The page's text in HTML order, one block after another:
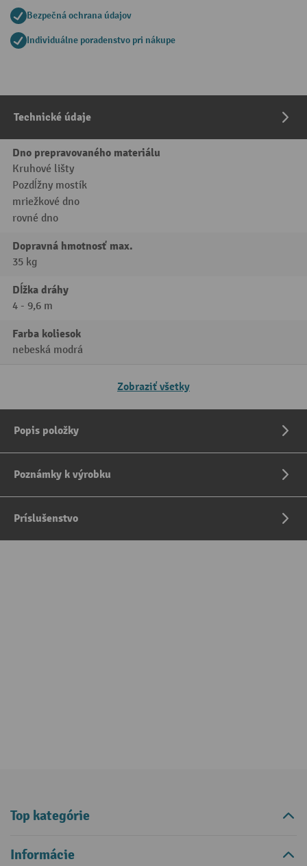
Bezpečná ochrana údajov
Individuálne poradenstvo pri nákupe
Technické údaje
Dno prepravovaného materiálu
Kruhové lišty
Pozdĺžny mostík
mriežkové dno
rovné dno
Dopravná hmotnosť max.
35 kg
Dĺžka dráhy
4 - 9,6 m
Farba koliesok
nebeská modrá
Zobraziť všetky
Popis položky
Poznámky k výrobku
Príslušenstvo
Top kategórie
Informácie